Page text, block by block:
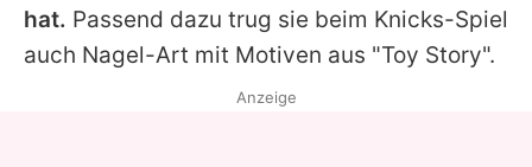
hat. Passend dazu trug sie beim Knicks-Spiel
auch Nagel-Art mit Motiven aus "Toy Story".
Anzeige